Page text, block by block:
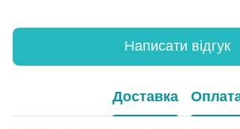
Написати відгук
Доставка